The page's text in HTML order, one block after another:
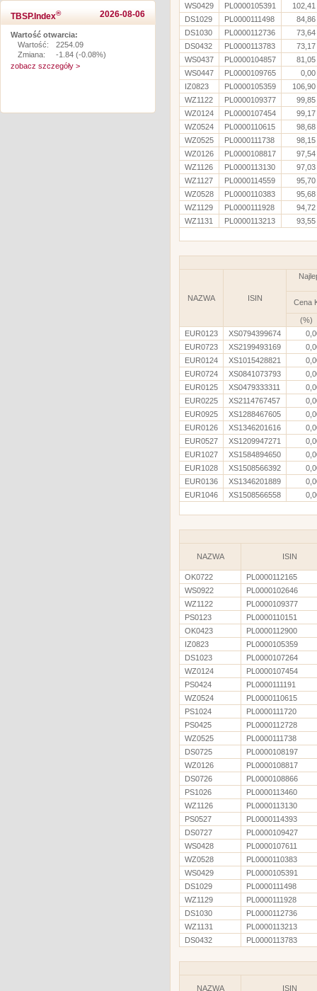
TBSP.Index® 2026-08-06
Wartość otwarcia:
Wartość:
2254.09
Zmiana:
-1.84 (-0.08%)
zobacz szczegóły >
WS0429
PL0000105391
102,41
DS1029
PL0000111498
84,86
DS1030
PL0000112736
73,64
DS0432
PL0000113783
73,17
WS0437
PL0000104857
81,05
WS0447
PL0000109765
0,00
IZ0823
PL0000105359
106,90
WZ1122
PL0000109377
99,85
WZ0124
PL0000107454
99,17
WZ0524
PL0000110615
98,68
WZ0525
PL0000111738
98,15
WZ0126
PL0000108817
97,54
WZ1126
PL0000113130
97,03
WZ1127
PL0000114559
95,70
WZ0528
PL0000110383
95,68
WZ1129
PL0000111928
94,72
WZ1131
PL0000113213 93,55
NAZWA ISIN Cena
(%)
EUR0123
XS0794399674
EUR0723
XS2199493169
EUR0124
XS1015428821
EUR0724
XS0841073793
EUR0125
XS0479333311
EUR0225
XS2114767457
EUR0925
XS1288467605
EUR0126
XS1346201616
EUR0527
XS1209947271
EUR1027
XS1584894650
EUR1028
XS1508566392
EUR0136
XS1346201889
EUR1046
XS1508566558
NAZWA ISIN
OK0722
PL0000112165
WS0922
PL0000102646
WZ1122
PL0000109377
PS0123
PL0000110151
OK0423
PL0000112900
IZ0823
PL0000105359
DS1023
PL0000107264
WZ0124
PL0000107454
PS0424
PL0000111191
WZ0524
PL0000110615
PS1024
PL0000111720
PS0425
PL0000112728
WZ0525
PL0000111738
DS0725
PL0000108197
WZ0126
PL0000108817
DS0726
PL0000108866
PS1026
PL0000113460
WZ1126
PL0000113130
PS0527
PL0000114393
DS0727
PL0000109427
WS0428
PL0000107611
WZ0528
PL0000110383
WS0429
PL0000105391
DS1029
PL0000111498
WZ1129
PL0000111928
DS1030
PL0000112736
WZ1131
PL0000113213
DS0432
PL0000113783
NAZWA ISIN